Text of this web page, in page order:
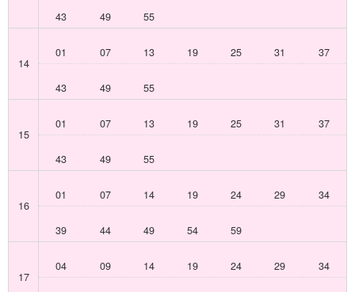
43 49 55
14
01 07 13 19 25 31 37
43 49 55
15
01 07 13 19 25 31 37
43 49 55
16
01 07 14 19 24 29 34
39 44 49 54 59
17
04 09 14 19 24 29 34